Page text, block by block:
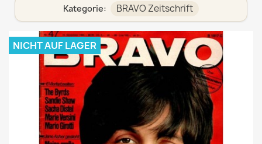
Kategorie: BRAVO Zeitschrift
NICHT AUF LAGER